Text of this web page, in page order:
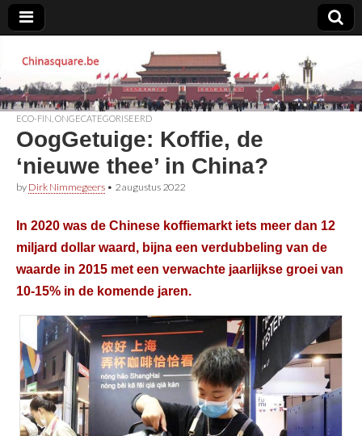
Chinasquare.be
ECO-FIN ONGECATEGORISEERD
OogGetuige: Koffie, de
‘nieuwe thee’ in China?
by Dirk Nimmegeers • 2 augustus 2022
In 2020 was de Chinese koffiemarkt iets meer dan 12
miljard dollar waard, bijna een verdubbeling van de
waarde in 2015 met een verwachte jaarlijkse groei van
10-15% in de komende jaren.